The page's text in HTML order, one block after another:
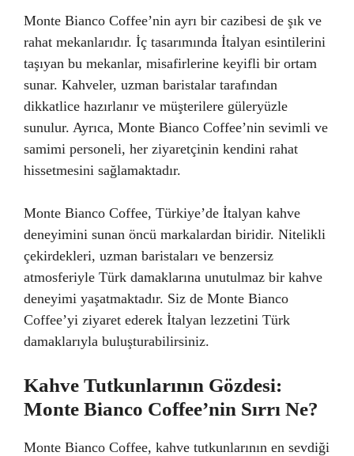
Monte Bianco Coffee’nin ayrı bir cazibesi de şık ve
rahat mekanlarıdır. İç tasarımında İtalyan esintilerini
taşıyan bu mekanlar, misafirlerine keyifli bir ortam
sunar. Kahveler, uzman baristalar tarafından
dikkatlice hazırlanır ve müşterilere güleryüzle
sunulur. Ayrıca, Monte Bianco Coffee’nin sevimli ve
samimi personeli, her ziyaretçinin kendini rahat
hissetmesini sağlamaktadır.
Monte Bianco Coffee, Türkiye’de İtalyan kahve
deneyimini sunan öncü markalardan biridir. Nitelikli
çekirdekleri, uzman baristaları ve benzersiz
atmosferiyle Türk damaklarına unutulmaz bir kahve
deneyimi yaşatmaktadır. Siz de Monte Bianco
Coffee’yi ziyaret ederek İtalyan lezzetini Türk
damaklarıyla buluşturabilirsiniz.
Kahve Tutkunlarının Gözdesi:
Monte Bianco Coffee’nin Sırrı Ne?
Monte Bianco Coffee, kahve tutkunlarının en sevdiği